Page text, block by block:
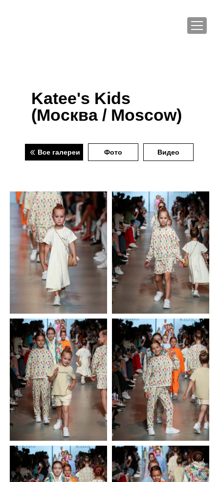
Katee's Kids
(Москва / Moscow)
Все галереи Фото Видео